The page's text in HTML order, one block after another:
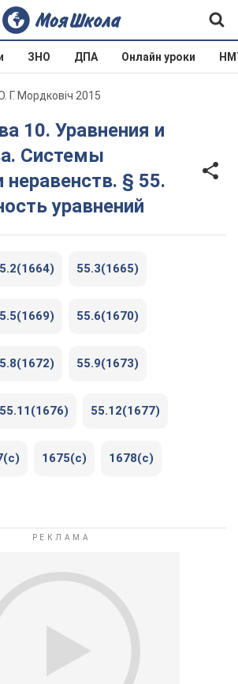
ЗНО ДПА Онлайн уроки
Г. Мордковіч 2015
Системы
неравенств. § 55.
уравнений
55.3(1665)
55.6(1670)
55.9(1673)
55.11(1676) 55.12(1677)
1675(c) 1678(c)